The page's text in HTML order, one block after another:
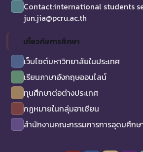
Contact:international students
jun.jia@pcru.ac.th
เกี่ยวกับการศึกษา
เว็บไซต์มหาวิทยาลัยในประเทศ
เรียนภาษาอังกฤษออนไลน์
ทุนศึกษาต่อต่างประเทศ
กฏหมายในกลุ่มอาเซียน
สำนักงานคณะกรรมการการอุดมศึกษ